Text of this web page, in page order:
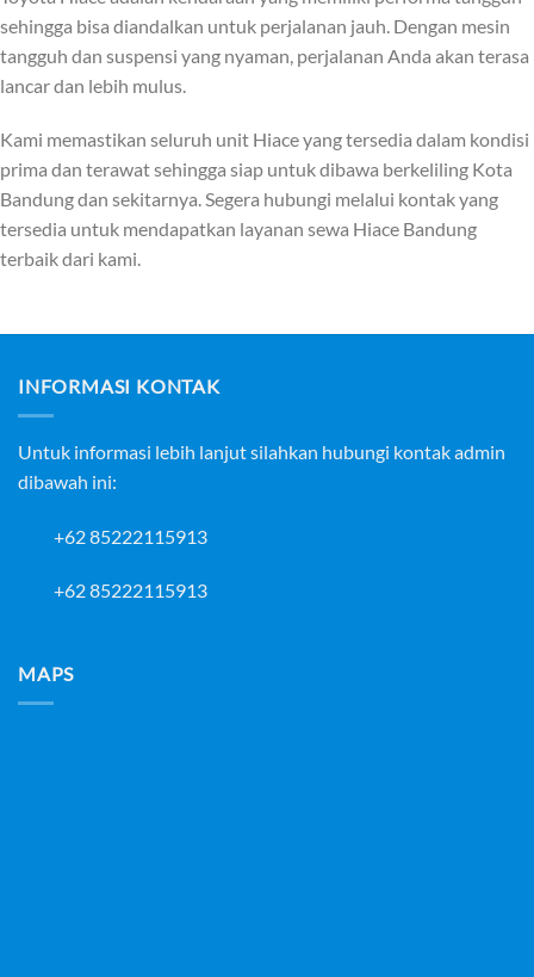
sehingga bisa diandalkan untuk perjalanan jauh. Dengan mesin
tangguh dan suspensi yang nyaman, perjalanan Anda akan terasa
lancar dan lebih mulus.
Kami memastikan seluruh unit Hiace yang tersedia dalam kondisi
prima dan terawat sehingga siap untuk dibawa berkeliling Kota
Bandung dan sekitarnya. Segera hubungi melalui kontak yang
tersedia untuk mendapatkan layanan sewa Hiace Bandung
terbaik dari kami.
INFORMASI KONTAK
Untuk informasi lebih lanjut silahkan hubungi kontak admin
dibawah ini:
+62 85222115913
+62 85222115913
MAPS